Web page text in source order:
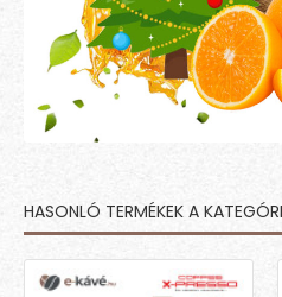
HASONLÓ TERMÉKEK A